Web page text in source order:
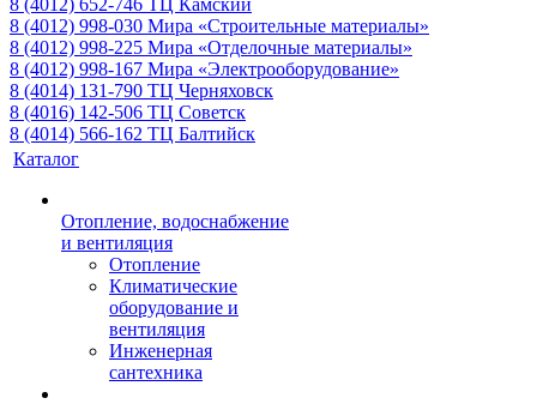
8 (4012) 652-746 ТЦ Камский
8 (4012) 998-030 Мира «Строительные материалы»
8 (4012) 998-225 Мира «Отделочные материалы»
8 (4012) 998-167 Мира «Электрооборудование»
8 (4014) 131-790 ТЦ Черняховск
8 (4016) 142-506 ТЦ Советск
8 (4014) 566-162 ТЦ Балтийск
Каталог
Отопление, водоснабжение
и вентиляция
Отопление
Климатические
оборудование и
вентиляция
Инженерная
сантехника